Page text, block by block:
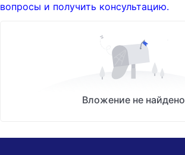
вопросы и получить консультацию.
Вложение не найдено